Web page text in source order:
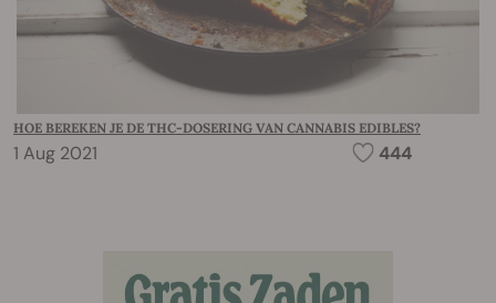
HOE BEREKEN JE DE THC-DOSERING VAN CANNABIS EDIBLES?
1 Aug 2021 444